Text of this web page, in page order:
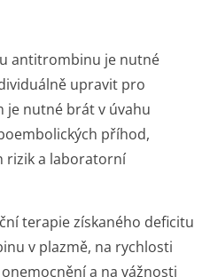
antitrombinu je nutné
upravit pro
je nutné brát v úvahu
příhod,
rizik a laboratorní
terapie získaného deficitu
v plazmě, na rychlosti
a na vážnosti